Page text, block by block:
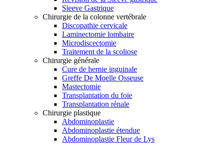
Sleeve Gastrique
Chirurgie de la colonne vertébrale
Discopathie cervicale
Laminectomie lombaire
Microdiscectomie
Traitement de la scoliose
Chirurgie générale
Cure de hernie inguinale
Greffe De Moelle Osseuse
Mastectomie
Transplantation du foie
Transplantation rénale
Chirurgie plastique
Abdominoplastie
Abdominoplastie étendue
Abdominoplastie Fleur de Lys